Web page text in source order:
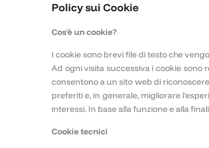
Policy sui Cookie
Cos'è un cookie?
I cookie sono brevi file di testo che
Ad ogni visita successiva i cookie sono
consentono a un sito web di
preferiti e, in generale, migliorare
interessi. In base alla funzione e alla
Cookie tecnici